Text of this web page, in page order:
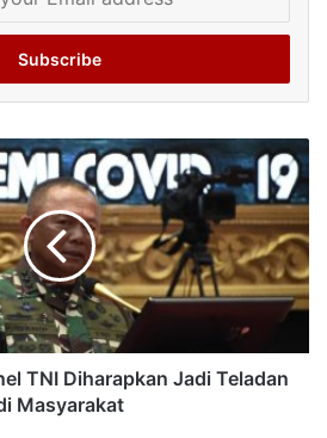
TNI Diharapkan Jadi Teladan
Masyarakat